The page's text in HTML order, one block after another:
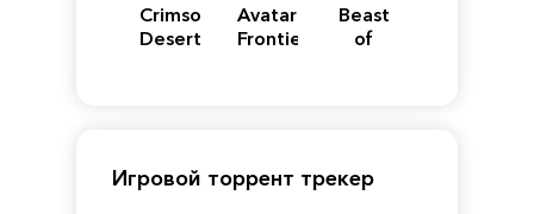
Crimson
Desert
Avatar:
Frontiers
Beast
of
Игровой торрент трекер